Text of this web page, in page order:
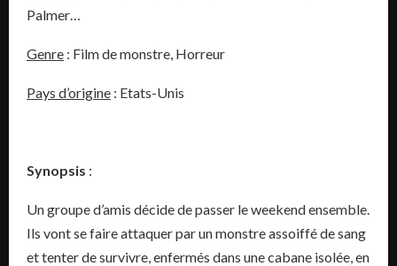
Palmer…
Genre : Film de monstre, Horreur
Pays d’origine : Etats-Unis
Synopsis :
Un groupe d’amis décide de passer le weekend ensemble.
Ils vont se faire attaquer par un monstre assoiffé de sang
et tenter de survivre, enfermés dans une cabane isolée, en